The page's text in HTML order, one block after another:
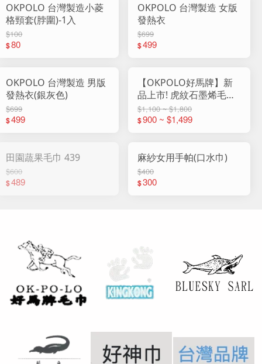
OKPOLO 台灣製造小菱
格頸套(脖圍)-1入
$100
$80
OKPOLO 台灣製造 女版
發熱衣
$699
$499
OKPOLO 台灣製造 男版
發熱衣(銀灰色)
$699
$499
【OKPOLO好馬牌】新
品上市! 虎紋石墨烯毛巾
(12入組)
$1,100 ~ $1,800
$900 ~ $1,499
田園蔬果毛巾 439
$600
$489
麻紗女用手帕(口水巾)
$400
$300